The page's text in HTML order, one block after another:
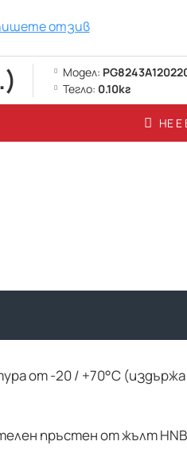
отзив
Модел:
Тегло: 0.10кг
НЕ
от -20 / +70°C
пръстен от жълт